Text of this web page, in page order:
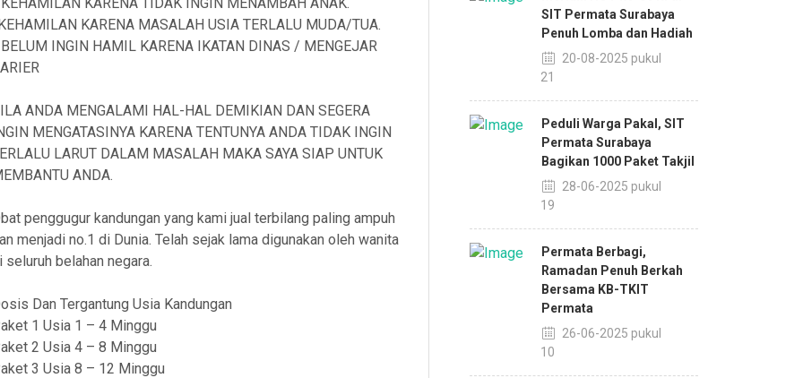
KARENA MASALAH USIA TERLALU MUDA/TUA.
INGIN HAMIL KARENA IKATAN DINAS / MENGEJAR
ANDA MENGALAMI HAL-HAL DEMIKIAN DAN SEGERA
MENGATASINYA KARENA TENTUNYA ANDA TIDAK INGIN
LARUT DALAM MASALAH MAKA SAYA SIAP UNTUK
ANDA.
penggugur kandungan yang kami jual terbilang paling ampuh
menjadi no.1 di Dunia. Telah sejak lama digunakan oleh wanita
seluruh belahan negara.
Dan Tergantung Usia Kandungan
1 Usia 1 – 4 Minggu
2 Usia 4 – 8 Minggu
3 Usia 8 – 12 Minggu
SIT Permata Surabaya
Penuh Lomba dan Hadiah
20-08-2025 pukul
13:21
Peduli Warga Pakal, SIT
Permata Surabaya
Bagikan 1000 Paket Takjil
28-06-2025 pukul
10:19
Permata Berbagi,
Ramadan Penuh Berkah
Bersama KB-TKIT
Permata
26-06-2025 pukul
15:10